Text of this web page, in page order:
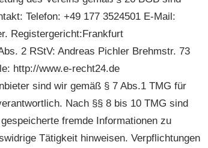
Telefon: +49 177 3524501 E-Mail:
Registergericht:Frankfurt
2 RStV: Andreas Pichler Brehmstr. 73
http://www.e-recht24.de
sind wir gemäß § 7 Abs.1 TMG für
Nach §§ 8 bis 10 TMG sind
fremde Informationen zu
Tätigkeit hinweisen. Verpflichtungen